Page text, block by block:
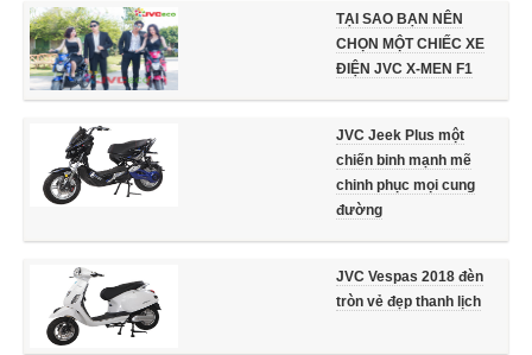
TẠI SAO BẠN NÊN
CHỌN MỘT CHIẾC XE
ĐIỆN JVC X-MEN F1
JVC Jeek Plus một
chiến binh mạnh mẽ
chinh phục mọi cung
đường
JVC Vespas 2018 đèn
tròn vẻ đẹp thanh lịch